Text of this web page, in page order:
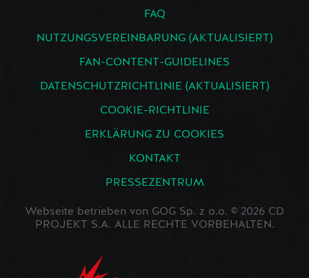
FAQ
NUTZUNGSVEREINBARUNG (AKTUALISIERT)
FAN-CONTENT-GUIDELINES
DATENSCHUTZRICHTLINIE (AKTUALISIERT)
COOKIE-RICHTLINIE
ERKLÄRUNG ZU COOKIES
KONTAKT
PRESSEZENTRUM
Webseite betrieben von GOG Sp. z o.o. © 2026 CD
PROJEKT S.A. ALLE RECHTE VORBEHALTEN.